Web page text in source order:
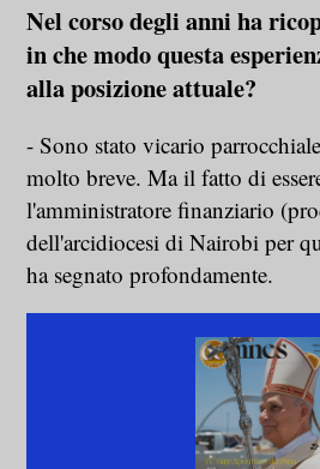
Nel corso degli anni ha
in che modo questa
alla posizione attuale?
- Sono stato vicario
molto breve. Ma il fatto di
l'amministratore finanziario
dell'arcidiocesi di Nairobi per
ha segnato profondamente.